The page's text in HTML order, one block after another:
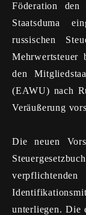
Föderation
Staatsduma
russischen
Mehrwertsteuer
den
(EAWU) nach
Veräußerung
Die neuen
unterliegen. Die